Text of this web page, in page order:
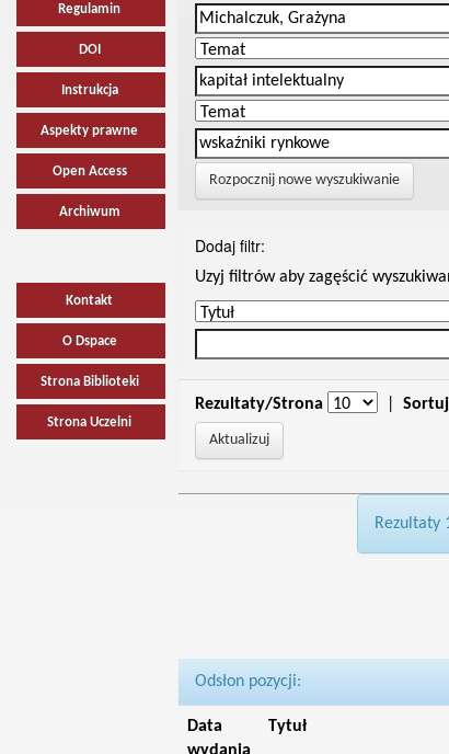
Regulamin
DOI
Instrukcja
Aspekty prawne
Open Access
Archiwum
Kontakt
O Dspace
Strona Biblioteki
Strona Uczelni
Rozpocznij nowe wyszukiwanie
Dodaj filtr:
Uzyj filtrów aby zagęścić
Rezultaty/Strona
Rezultaty
Odsłon pozycji:
Data
Tytuł